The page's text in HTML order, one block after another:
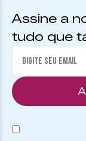
Assine a
tudo que